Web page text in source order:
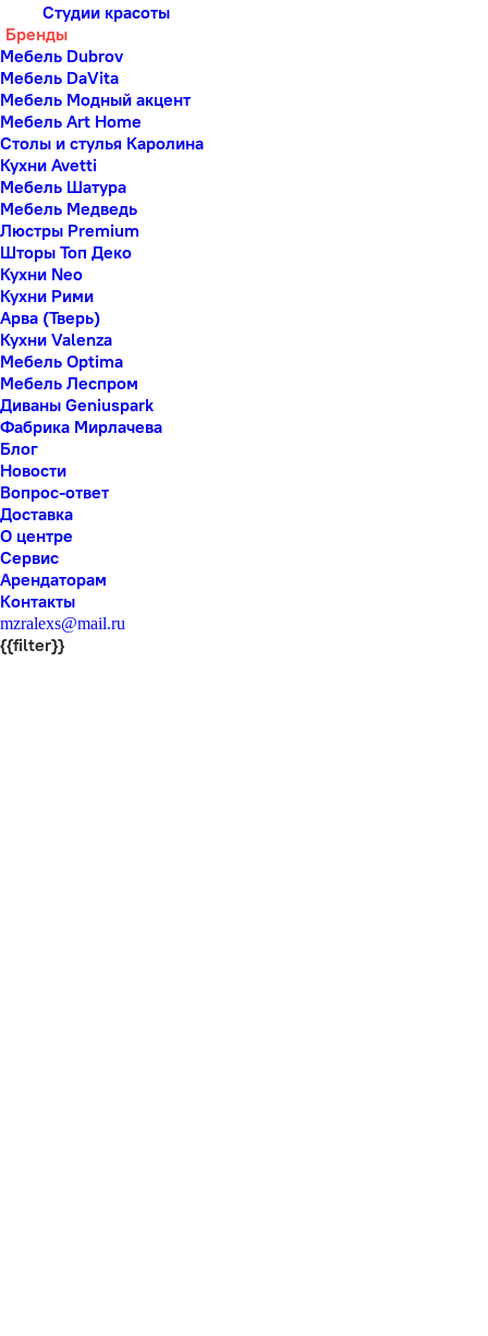
Студии красоты
Бренды
Мебель Dubrov
Мебель DaVita
Мебель Модный акцент
Мебель Art Home
Столы и стулья Каролина
Кухни Avetti
Мебель Шатура
Мебель Медведь
Люстры Premium
Шторы Топ Деко
Кухни Neo
Кухни Рими
Арва (Тверь)
Кухни Valenza
Мебель Optima
Мебель Леспром
Диваны Geniuspark
Фабрика Мирлачева
Блог
Новости
Вопрос-ответ
Доставка
О центре
Сервис
Арендаторам
Контакты
mzralexs@mail.ru
{{filter}}